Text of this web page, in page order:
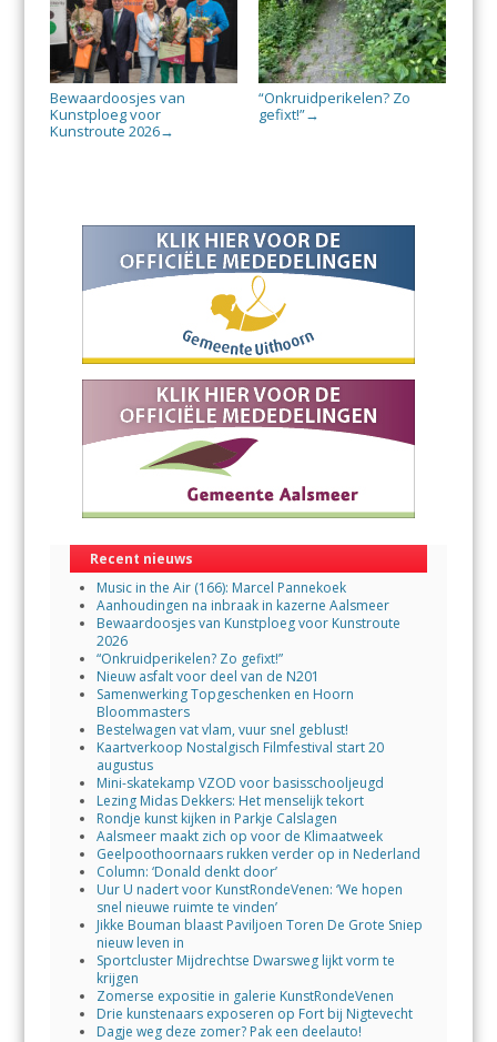
Bewaardoosjes van
Kunstploeg voor
Kunstroute 2026→
“Onkruidperikelen? Zo
gefixt!”→
Recent nieuws
Music in the Air (166): Marcel Pannekoek
Aanhoudingen na inbraak in kazerne Aalsmeer
Bewaardoosjes van Kunstploeg voor Kunstroute
2026
“Onkruidperikelen? Zo gefixt!”
Nieuw asfalt voor deel van de N201
Samenwerking Topgeschenken en Hoorn
Bloommasters
Bestelwagen vat vlam, vuur snel geblust!
Kaartverkoop Nostalgisch Filmfestival start 20
augustus
Mini-skatekamp VZOD voor basisschooljeugd
Lezing Midas Dekkers: Het menselijk tekort
Rondje kunst kijken in Parkje Calslagen
Aalsmeer maakt zich op voor de Klimaatweek
Geelpoothoornaars rukken verder op in Nederland
Column: ‘Donald denkt door’
Uur U nadert voor KunstRondeVenen: ‘We hopen
snel nieuwe ruimte te vinden’
Jikke Bouman blaast Paviljoen Toren De Grote Sniep
nieuw leven in
Sportcluster Mijdrechtse Dwarsweg lijkt vorm te
krijgen
Zomerse expositie in galerie KunstRondeVenen
Drie kunstenaars exposeren op Fort bij Nigtevecht
Dagje weg deze zomer? Pak een deelauto!